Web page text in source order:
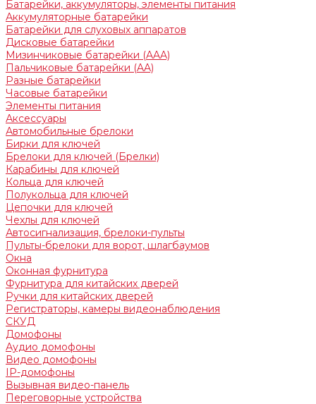
Батарейки, аккумуляторы, элементы питания
Аккумуляторные батарейки
Батарейки для слуховых аппаратов
Дисковые батарейки
Мизинчиковые батарейки (AAA)
Пальчиковые батарейки (AA)
Разные батарейки
Часовые батарейки
Элементы питания
Аксессуары
Автомобильные брелоки
Бирки для ключей
Брелоки для ключей (Брелки)
Карабины для ключей
Кольца для ключей
Полукольца для ключей
Цепочки для ключей
Чехлы для ключей
Автосигнализация, брелоки-пульты
Пульты-брелоки для ворот, шлагбаумов
Окна
Оконная фурнитура
Фурнитура для китайских дверей
Ручки для китайских дверей
Регистраторы, камеры видеонаблюдения
СКУД
Домофоны
Аудио домофоны
Видео домофоны
IP-домофоны
Вызывная видео-панель
Переговорные устройства